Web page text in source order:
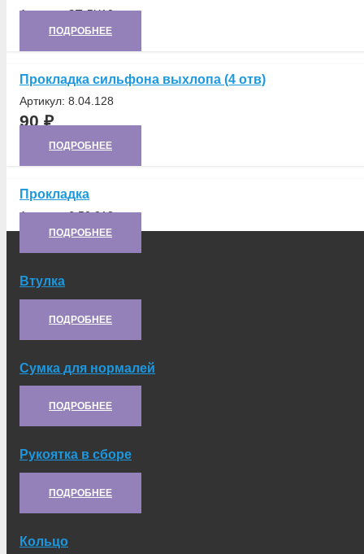
Артикул:ЗП-5Х10
ПОДРОБНЕЕ
Прокладка сильфона выхлопа (4 отв)
Артикул: 8.04.128
90₽
ПОДРОБНЕЕ
Прокладка
Артикул:6.50.218
ПОДРОБНЕЕ
Втулка
Артикул:8.23.125
ПОДРОБНЕЕ
Сумка для нормалей
Артикул:21.61.046
ПОДРОБНЕЕ
Рукоятка в сборе
Артикул:6.47.031А
ПОДРОБНЕЕ
Кольцо